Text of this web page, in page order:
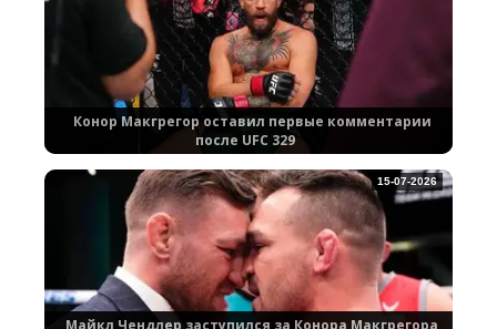
Конор Макгрегор оставил первые комментарии
после UFC 329
Майкл Чендлер заступился за Конора Макгрегора
15-07-2026